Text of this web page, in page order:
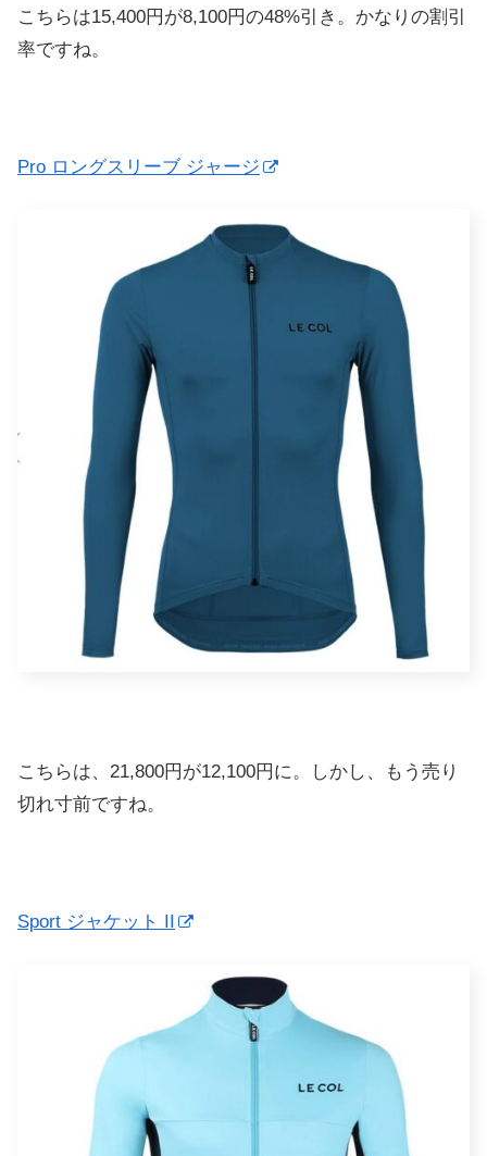
こちらは15,400円が8,100円の48%引き。かなりの割引
率ですね。
Pro ロングスリーブ ジャージ
こちらは、21,800円が12,100円に。しかし、もう売り
切れ寸前ですね。
Sport ジャケット II